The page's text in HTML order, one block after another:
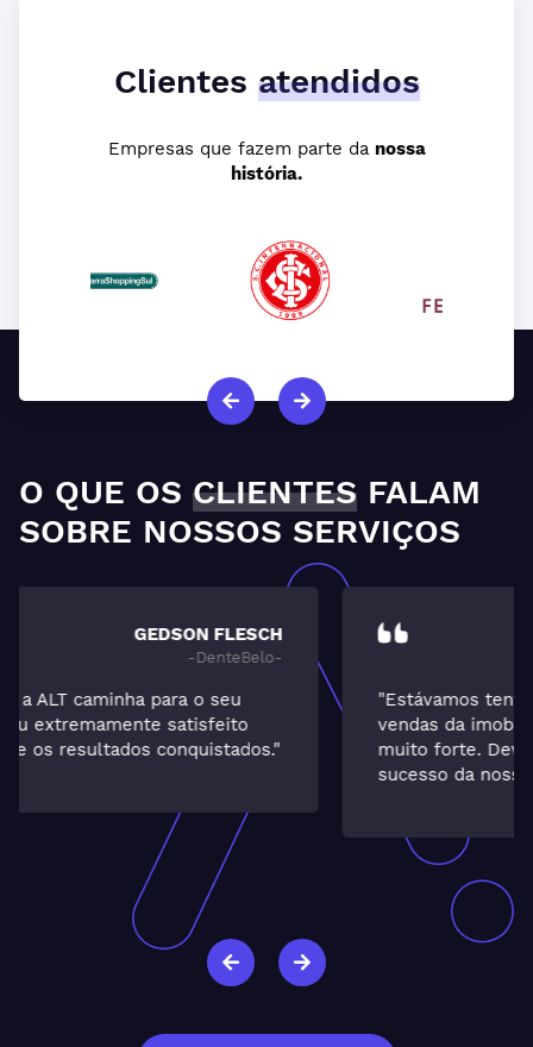
Clientes atendidos
Empresas que fazem parte da nossa
história.
O QUE OS CLIENTES FALAM
SOBRE NOSSOS SERVIÇOS
"Estávamos tentando alavancar o setor de
vendas da imobiliária, já que a locação é
muito forte. Devo ao trabalho da ALT o
sucesso da nossa investida. Muito satisfeita."